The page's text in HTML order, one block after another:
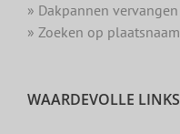
» Dakpannen vervangen
» Zoeken op plaatsnaam
WAARDEVOLLE LINKS